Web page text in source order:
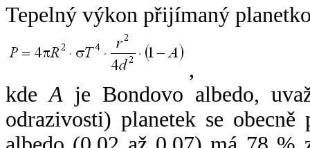
Tepelný výkon přijímaný
,
kdeA je Bondovo albedo,
odrazivosti) planetek se